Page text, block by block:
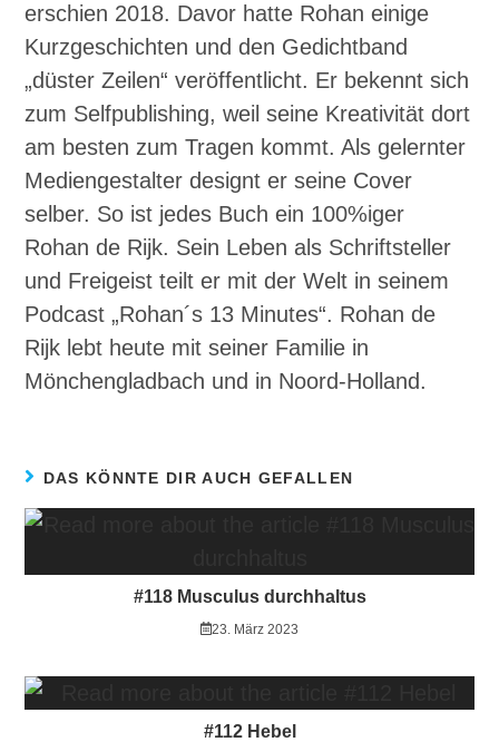
erschien 2018. Davor hatte Rohan einige
Kurzgeschichten und den Gedichtband
„düster Zeilen“ veröffentlicht. Er bekennt sich
zum Selfpublishing, weil seine Kreativität dort
am besten zum Tragen kommt. Als gelernter
Mediengestalter designt er seine Cover
selber. So ist jedes Buch ein 100%iger
Rohan de Rijk. Sein Leben als Schriftsteller
und Freigeist teilt er mit der Welt in seinem
Podcast „Rohan´s 13 Minutes“. Rohan de
Rijk lebt heute mit seiner Familie in
Mönchengladbach und in Noord-Holland.
DAS KÖNNTE DIR AUCH GEFALLEN
#118 Musculus durchhaltus
23. März 2023
#112 Hebel